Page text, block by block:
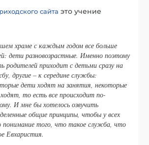
сайта это учение
храме с каждым годом все больше
дети разновозрастные. Именно поэтому
родителей приходит с детьми сразу на
другие – к середине службы:
дети ходят на занятия, некоторые
то есть все происходит по-
И мне бы хотелось озвучить
общие принципы, чтобы у всех
понимание того, что такое служба, что
Евхаристия.